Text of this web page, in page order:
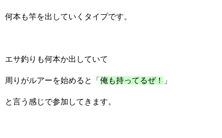
何本も竿を出していくタイプです。
エサ釣りも何本か出していて
周りがルアーを始めると「 俺も持ってるぜ！ 」
と言う感じで参加してきます。